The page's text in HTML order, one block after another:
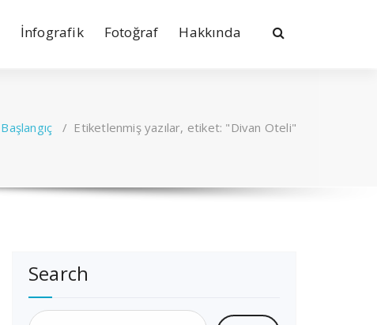
İnfografik Fotoğraf Hakkında
Başlangıç / Etiketlenmiş yazılar, etiket: "Divan Oteli"
Search
Arama: